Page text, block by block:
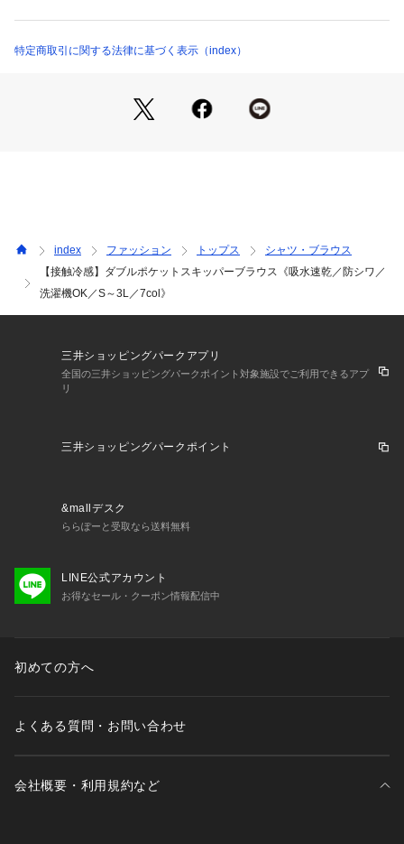
・ダブルポケットがアクセントとなり、きれいめとカジュアル
け感コーデが完成します。
・少し長めの丈感とフロントインしやすい設計で、パンツやス
施したポリエステル素材を使用。
・柔らかで肌に優しい風合いながらも、イージーアイロンが嬉
しいお手入れ簡単な素材感。
・接触冷感と吸水速乾性を備え、汗ばむ季節でもさらっと快適
・マシンウォッシャブル対応で、ご自宅での手洗いやアイロン
がけの手間を大幅軽減。
・防シワ性にも富んでいるため、旅行や出張先にも持ち運びし
※この製品は、吸水速乾効果のある素材を使用しています。こ
※照明の関係により、実際よりも色味が違って見える場合があ
特定商取引に関する法律に基づく表示（index）
index ファッション トップス
シャツ・ブラウス
【接触冷感】ダブルポケットスキッパーブラウス《吸水速乾／防シワ／
洗濯機OK／S～3L／7col》
三井ショッピングパークアプリ
全国の三井ショッピングパークポイント対象施設でご利用できるアプ
リ
三井ショッピングパークポイント
&mallデスク
ららぽーと受取なら送料無料
LINE公式アカウント
お得なセール・クーポン情報配信中
初めての方へ
よくある質問・お問い合わせ
会社概要・利用規約など